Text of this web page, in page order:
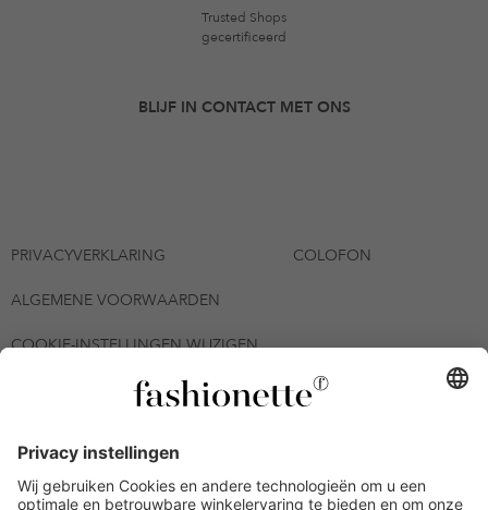
Trusted Shops
gecertificeerd
BLIJF IN CONTACT MET ONS
PRIVACYVERKLARING COLOFON
ALGEMENE VOORWAARDEN
COOKIE-INSTELLINGEN WIJZIGEN
© 2026 - fashionette Plattform GmbH
*De kortingsbon is tot en met 12-08-2026 meerdere keren
inwisselbaar op alle artikelen op de pagina
fashionette.nl/selected-styles. De voorwaarden zoals vastgelegd in